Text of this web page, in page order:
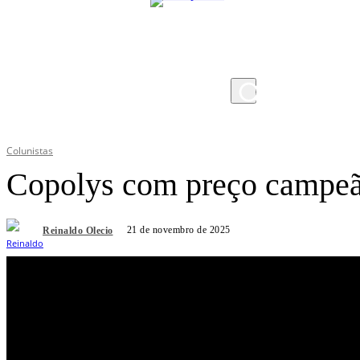
Colunistas
Copolys com preço
Reinaldo Olecio 21 de novembro de 2025